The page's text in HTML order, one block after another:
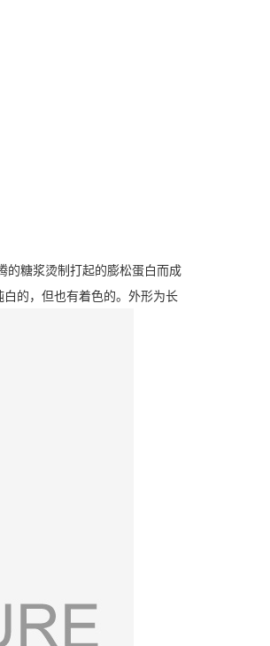
的糖浆烫制打起的膨松蛋白而成
的，但也有着色的。外形为长